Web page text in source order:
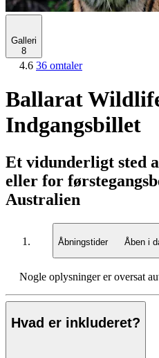
Galleri
8
4.6 36 omtaler
Ballarat
Indgangsbillet
Et vidunderligt sted
eller for
Australien
Åbningstider Åben i
Nogle oplysninger er oversat
Hvad er inkluderet?